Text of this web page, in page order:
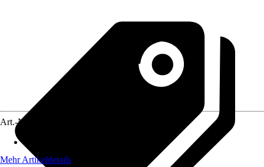
Art.-Nr.
Mehr Artikeldetails